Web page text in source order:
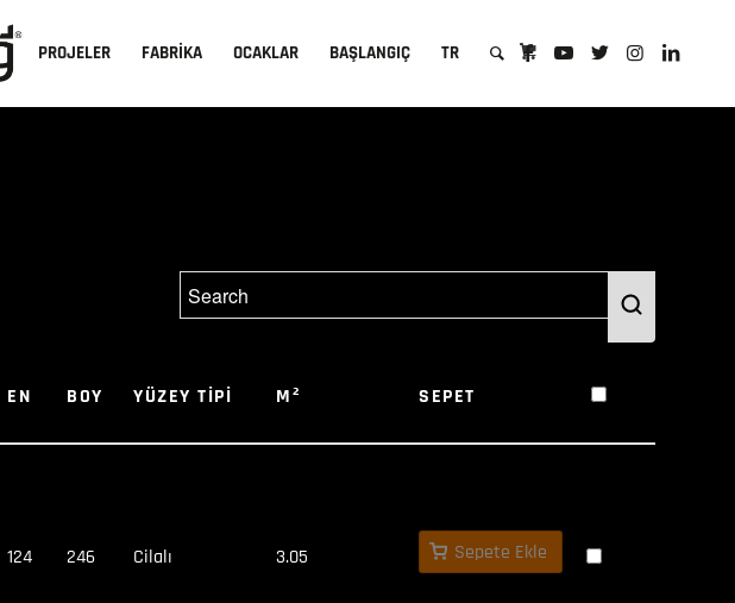
PROJELER FABRİKA OCAKLAR BAŞLANGIÇ TR
EN BOY YÜZEY TIPI M² SEPET
124 246 Cilalı 3.05 Sepete Ekle